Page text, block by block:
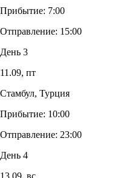
Прибытие: 7:00
Отправление: 15:00
День 3
11.09, пт
Стамбул, Турция
Прибытие: 10:00
Отправление: 23:00
День 4
13.09, вс